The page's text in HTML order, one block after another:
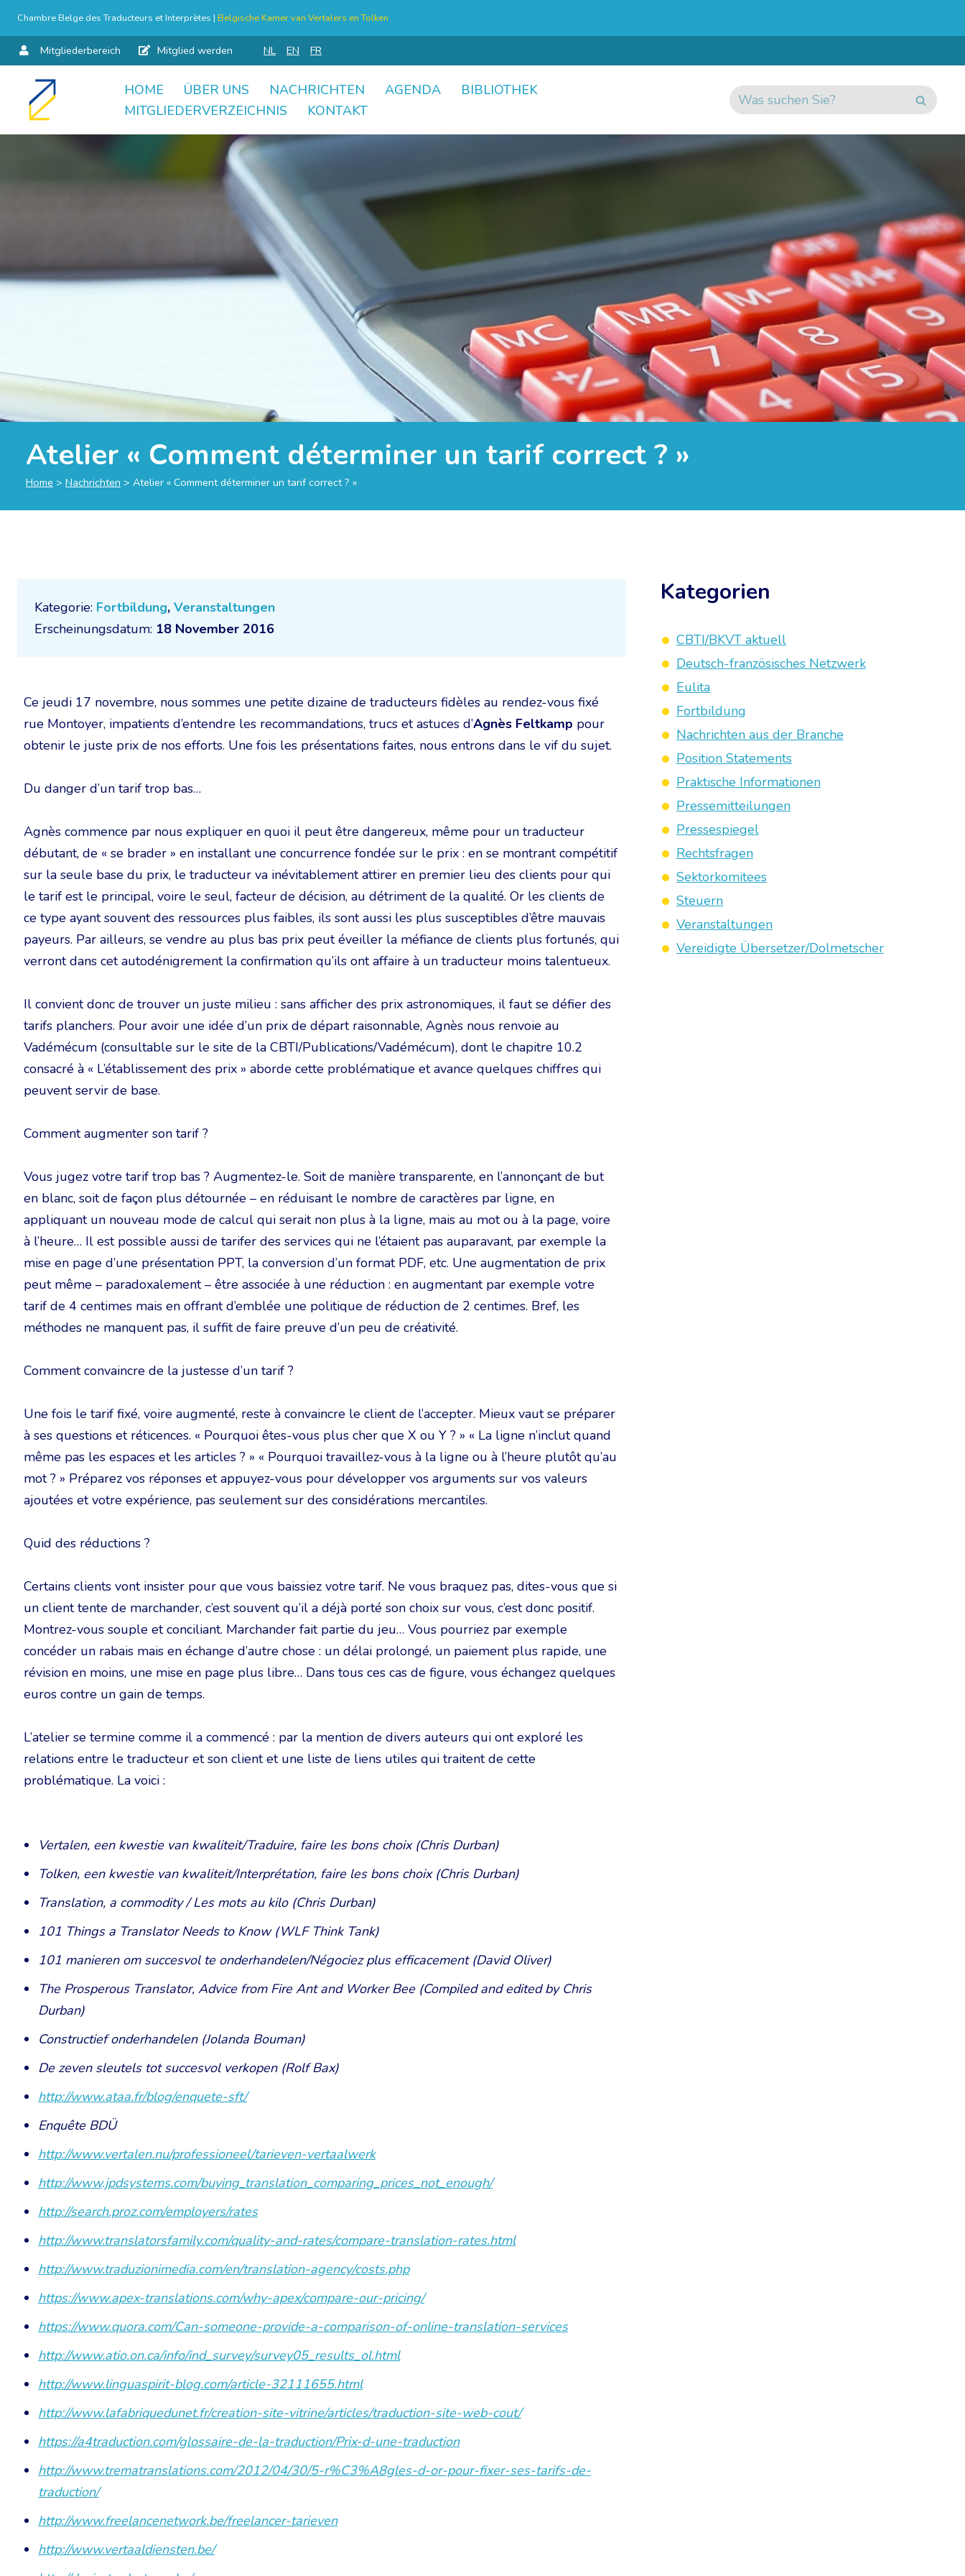
Chambre Belge des Traducteurs et Interprètes | Belgische Kamer van Vertalers en Tolken
Mitgliederbereich Mitglied werden NL EN FR
Skip
HOME ÜBER UNS NACHRICHTEN AGENDA
BIBLIOTHEK
MITGLIEDERVERZEICHNIS
KONTAKT
Atelier « Comment déterminer un tarif correct ? »
Home > Nachrichten > Atelier « Comment déterminer un tarif correct ? »
Kategorie: Fortbildung, Veranstaltungen
Erscheinungsdatum: 18 November 2016
Ce jeudi 17 novembre, nous sommes une petite dizaine de traducteurs fidèles au rendez-vous fixé
rue Montoyer, impatients d’entendre les recommandations, trucs et astuces d’Agnès Feltkamp pour
obtenir le juste prix de nos efforts. Une fois les présentations faites, nous entrons dans le vif du sujet.
Du danger d’un tarif trop bas…
Agnès commence par nous expliquer en quoi il peut être dangereux, même pour un traducteur
débutant, de « se brader » en installant une concurrence fondée sur le prix : en se montrant compétitif
sur la seule base du prix, le traducteur va inévitablement attirer en premier lieu des clients pour qui
le tarif est le principal, voire le seul, facteur de décision, au détriment de la qualité. Or les clients de
ce type ayant souvent des ressources plus faibles, ils sont aussi les plus susceptibles d’être mauvais
payeurs. Par ailleurs, se vendre au plus bas prix peut éveiller la méfiance de clients plus fortunés, qui
verront dans cet autodénigrement la confirmation qu’ils ont affaire à un traducteur moins talentueux.
Il convient donc de trouver un juste milieu : sans afficher des prix astronomiques, il faut se défier des
tarifs planchers. Pour avoir une idée d’un prix de départ raisonnable, Agnès nous renvoie au
Vadémécum (consultable sur le site de la CBTI/Publications/Vadémécum), dont le chapitre 10.2
consacré à « L’établissement des prix » aborde cette problématique et avance quelques chiffres qui
peuvent servir de base.
Comment augmenter son tarif ?
Vous jugez votre tarif trop bas ? Augmentez-le. Soit de manière transparente, en l’annonçant de but
en blanc, soit de façon plus détournée – en réduisant le nombre de caractères par ligne, en
appliquant un nouveau mode de calcul qui serait non plus à la ligne, mais au mot ou à la page, voire
à l’heure… Il est possible aussi de tarifer des services qui ne l’étaient pas auparavant, par exemple la
mise en page d’une présentation PPT, la conversion d’un format PDF, etc. Une augmentation de prix
peut même – paradoxalement – être associée à une réduction : en augmentant par exemple votre
tarif de 4 centimes mais en offrant d’emblée une politique de réduction de 2 centimes. Bref, les
méthodes ne manquent pas, il suffit de faire preuve d’un peu de créativité.
Comment convaincre de la justesse d’un tarif ?
Une fois le tarif fixé, voire augmenté, reste à convaincre le client de l’accepter. Mieux vaut se préparer
à ses questions et réticences. « Pourquoi êtes-vous plus cher que X ou Y ? » « La ligne n’inclut quand
même pas les espaces et les articles ? » « Pourquoi travaillez-vous à la ligne ou à l’heure plutôt qu’au
mot ? » Préparez vos réponses et appuyez-vous pour développer vos arguments sur vos valeurs
ajoutées et votre expérience, pas seulement sur des considérations mercantiles.
Quid des réductions ?
Certains clients vont insister pour que vous baissiez votre tarif. Ne vous braquez pas, dites-vous que si
un client tente de marchander, c’est souvent qu’il a déjà porté son choix sur vous, c’est donc positif.
Montrez-vous souple et conciliant. Marchander fait partie du jeu… Vous pourriez par exemple
concéder un rabais mais en échange d’autre chose : un délai prolongé, un paiement plus rapide, une
révision en moins, une mise en page plus libre… Dans tous ces cas de figure, vous échangez quelques
euros contre un gain de temps.
L’atelier se termine comme il a commencé : par la mention de divers auteurs qui ont exploré les
relations entre le traducteur et son client et une liste de liens utiles qui traitent de cette
problématique. La voici :
Vertalen, een kwestie van kwaliteit/Traduire, faire les bons choix (Chris Durban)
Tolken, een kwestie van kwaliteit/Interprétation, faire les bons choix (Chris Durban)
Translation, a commodity / Les mots au kilo (Chris Durban)
101 Things a Translator Needs to Know (WLF Think Tank)
101 manieren om succesvol te onderhandelen/Négociez plus efficacement (David Oliver)
The Prosperous Translator, Advice from Fire Ant and Worker Bee (Compiled and edited by Chris
Durban)
Constructief onderhandelen (Jolanda Bouman)
De zeven sleutels tot succesvol verkopen (Rolf Bax)
http://www.ataa.fr/blog/enquete-sft/
Enquête BDÜ
http://www.vertalen.nu/professioneel/tarieven-vertaalwerk
http://www.jpdsystems.com/buying_translation_comparing_prices_not_enough/
http://search.proz.com/employers/rates
http://www.translatorsfamily.com/quality-and-rates/compare-translation-rates.html
http://www.traduzionimedia.com/en/translation-agency/costs.php
https://www.apex-translations.com/why-apex/compare-our-pricing/
https://www.quora.com/Can-someone-provide-a-comparison-of-online-translation-services
http://www.atio.on.ca/info/ind_survey/survey05_results_ol.html
http://www.linguaspirit-blog.com/article-32111655.html
http://www.lafabriquedunet.fr/creation-site-vitrine/articles/traduction-site-web-cout/
https://a4traduction.com/glossaire-de-la-traduction/Prix-d-une-traduction
http://www.trematranslations.com/2012/04/30/5-r%C3%A8gles-d-or-pour-fixer-ses-tarifs-de-
traduction/
http://www.freelancenetwork.be/freelancer-tarieven
http://www.vertaaldiensten.be/
Kategorien
CBTI/BKVT aktuell
Deutsch-französisches Netzwerk
Eulita
Fortbildung
Nachrichten aus der Branche
Position Statements
Praktische Informationen
Pressemitteilungen
Pressespiegel
Rechtsfragen
Sektorkomitees
Steuern
Veranstaltungen
Vereidigte Übersetzer/Dolmetscher